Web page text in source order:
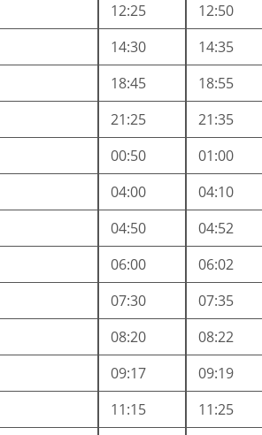
12:25 12:50
14:30 14:35
18:45 18:55
21:25 21:35
00:50 01:00
04:00 04:10
04:50 04:52
06:00 06:02
07:30 07:35
08:20 08:22
09:17 09:19
11:15 11:25